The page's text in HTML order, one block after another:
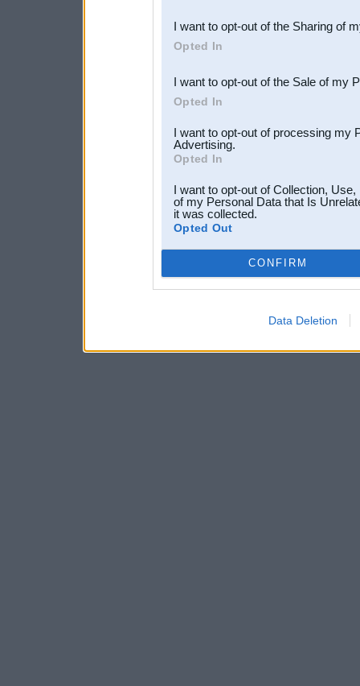
Downstream Participants
third parties.
I want to opt-out of the Sharing of
Opted In
I want to opt-out of the Sale of my
Opted In
I want to opt-out of processing my
Advertising.
Opted In
I want to opt-out of Collection,
of my Personal Data that Is
it was collected.
Opted Out
CONFIRM
Data Deletion